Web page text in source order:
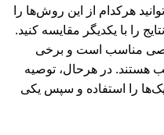
هرکدام از این روش‌ها را
را با یکدیگر مقایسه کنید.
مناسب است و برخی
هستند. در هرحال، توصیه
را استفاده و سپس یکی